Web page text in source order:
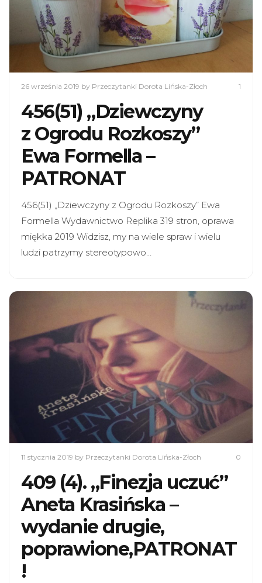
26 września 2019 by Przeczytanki Dorota Lińska-Złoch 1
456(51) „Dziewczyny
z Ogrodu Rozkoszy”
Ewa Formella –
PATRONAT
456(51) „Dziewczyny z Ogrodu Rozkoszy” Ewa
Formella Wydawnictwo Replika 319 stron, oprawa
miękka 2019 Widzisz, my na wiele spraw i wielu
ludzi patrzymy stereotypowo…
11 stycznia 2019 by Przeczytanki Dorota Lińska-Złoch 0
409 (4). „Finezja uczuć”
Aneta Krasińska –
wydanie drugie,
poprawione,PATRONAT
!